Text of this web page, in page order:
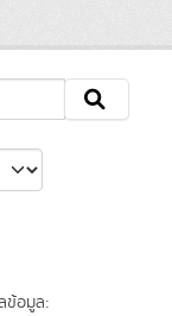
ข้อมูล: